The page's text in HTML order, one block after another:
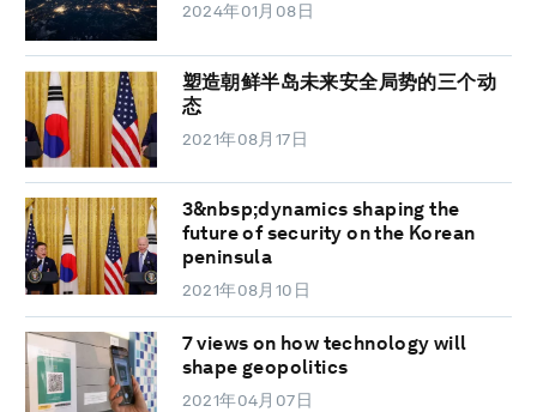
2024年01月08日
塑造朝鲜半岛未来安全局势的三个动
态
2021年08月17日
3&nbsp;dynamics shaping the
future of security on the Korean
peninsula
2021年08月10日
7 views on how technology will
shape geopolitics
2021年04月07日